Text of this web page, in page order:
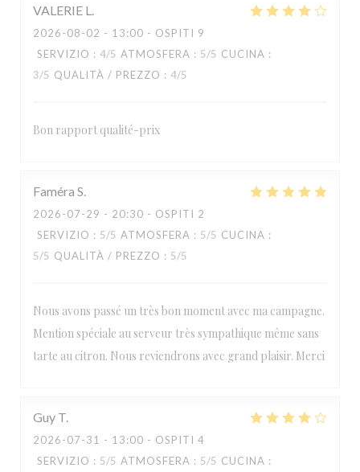
VALERIE L
2026-08-02 - 13:00 - OSPITI 9
SERVIZIO : 4/5 ATMOSFERA : 5/5 CUCINA :
3/5 QUALITÀ / PREZZO : 4/5
Bon rapport qualité-prix
Faméra S
2026-07-29 - 20:30 - OSPITI 2
SERVIZIO : 5/5 ATMOSFERA : 5/5 CUCINA :
5/5 QUALITÀ / PREZZO : 5/5
Nous avons passé un très bon moment avec ma campagne.
Mention spéciale au serveur très sympathique même sans
tarte au citron. Nous reviendrons avec grand plaisir. Merci
Guy T
2026-07-31 - 13:00 - OSPITI 4
SERVIZIO : 5/5 ATMOSFERA : 5/5 CUCINA :